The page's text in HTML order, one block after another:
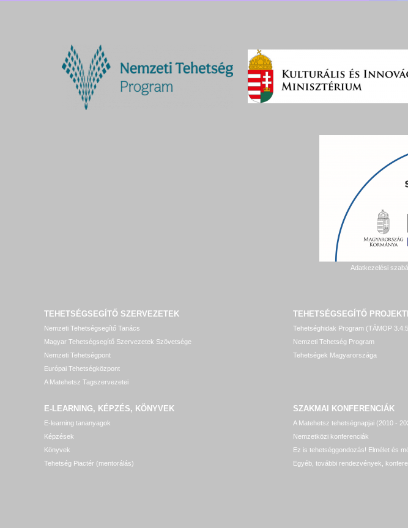
Adatkezelési
TEHETSÉGSEGÍTŐ SZERVEZETEK
Nemzeti Tehetségsegítő Tanács
Magyar Tehetségsegítő Szervezetek Szövetsége
Nemzeti Tehetségpont
Európai Tehetségközpont
A Matehetsz Tagszervezetei
TEHETSÉGSEGÍTŐ
Tehetséghidak Program (TÁMOP
Nemzeti Tehetség Program
Tehetségek Magyarországa
E-LEARNING, KÉPZÉS, KÖNYVEK
E-learning tananyagok
Képzések
Könyvek
Tehetség Piactér (mentorálás)
SZAKMAI KONFERENCIÁK
A Matehetsz tehetségnapjai (2010 -
Nemzetközi konferenciák
Ez is tehetséggondozás! Elmélet és
Egyéb, további rendezvények,